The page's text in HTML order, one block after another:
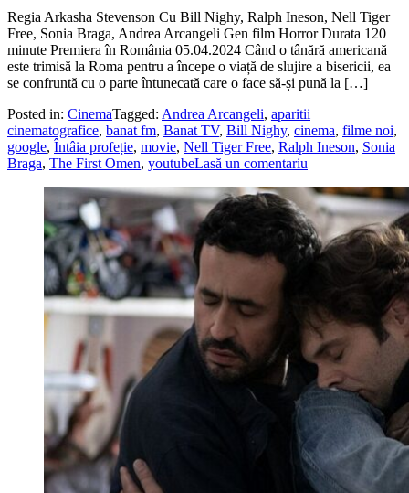
Regia Arkasha Stevenson Cu Bill Nighy, Ralph Ineson, Nell Tiger
Free, Sonia Braga, Andrea Arcangeli Gen film Horror Durata 120
minute Premiera în România 05.04.2024 Când o tânără americană
este trimisă la Roma pentru a începe o viață de slujire a bisericii, ea
se confruntă cu o parte întunecată care o face să-și pună la […]
Posted in: CinemaTagged: Andrea Arcangeli, aparitii
cinematografice, banat fm, Banat TV, Bill Nighy, cinema, filme noi,
google, Întâia profeție, movie, Nell Tiger Free, Ralph Ineson, Sonia
Braga, The First Omen, youtubeLasă un comentariu